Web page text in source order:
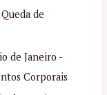
de
de Janeiro -
Corporais